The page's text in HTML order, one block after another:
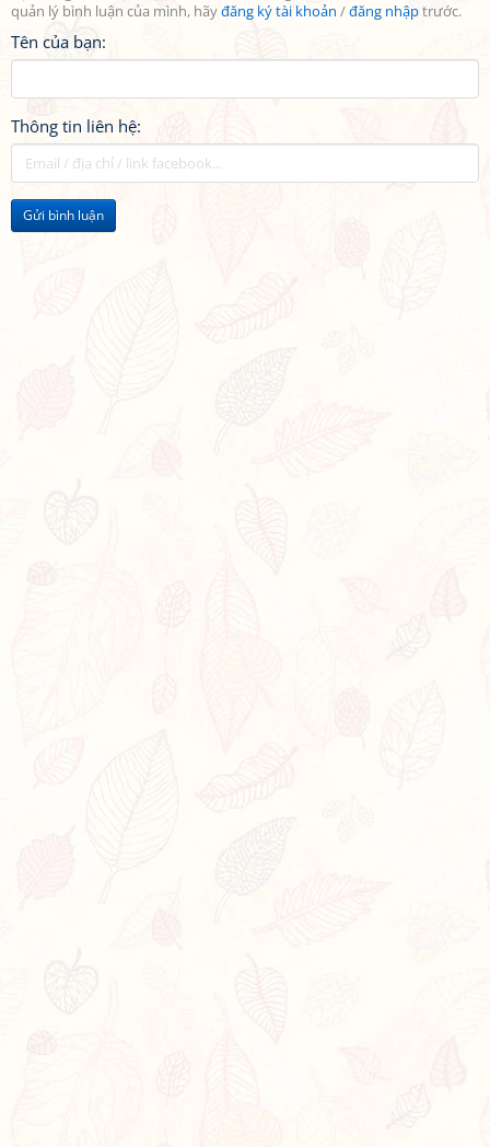
quản lý bình luận của mình, hãyđăng ký tài khoản /đăng nhậptrước.
Tên của bạn:
Thông tin liên hệ:
Gửi bình luận